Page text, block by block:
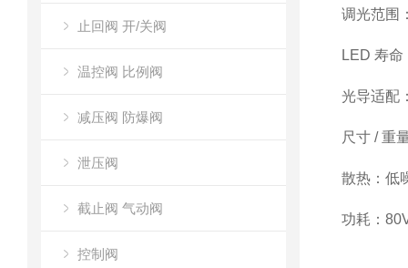
止回阀 开/关阀
温控阀 比例阀
减压阀 防爆阀
泄压阀
截止阀 气动阀
控制阀
调光范围
LED 寿命
光导适配
尺寸 / 重
散热：低
功耗 ：